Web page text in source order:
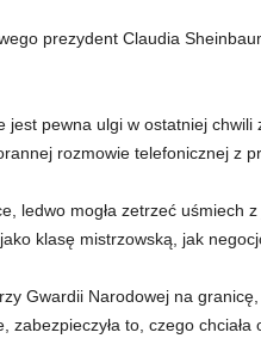
prezydent Claudia
​​jest pewna ulgi w ostatniej
rozmowie telefonicznej z
ledwo mogła zetrzeć uśmiech
klasę mistrzowską, jak
Gwardii Narodowej na
to, czego chciała